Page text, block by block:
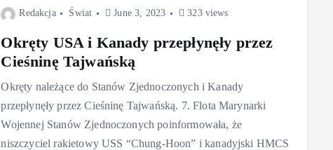
Redakcja Świat June 3, 2023 323 views
Okręty USA i Kanady przepłynęły przez
Cieśninę Tajwańską
Okręty należące do Stanów Zjednoczonych i Kanady
przepłynęły przez Cieśninę Tajwańską. 7. Flota Marynarki
Wojennej Stanów Zjednoczonych poinformowała, że
niszczyciel rakietowy USS “Chung-Hoon” i kanadyjski HMCS